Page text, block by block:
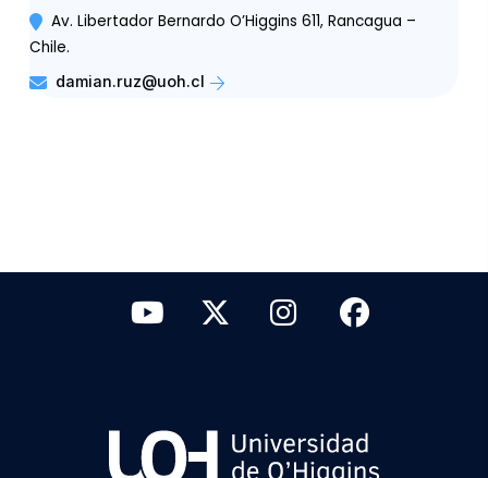
Av. Libertador Bernardo O’Higgins 611, Rancagua –
Chile.
damian.ruz@uoh.cl